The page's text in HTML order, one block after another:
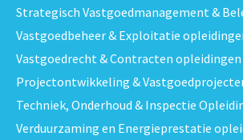
Strategisch Vastgoedmanagement &
Vastgoedbeheer & Exploitatie
Vastgoedrecht & Contracten opleidingen
Projectontwikkeling &
Techniek, Onderhoud & Inspectie
Verduurzaming en Energieprestatie